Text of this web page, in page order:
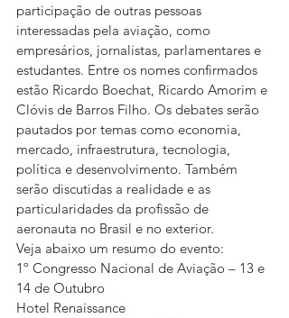
participação de outras pessoas
interessadas pela aviação, como
empresários, jornalistas, parlamentares e
estudantes. Entre os nomes confirmados
estão Ricardo Boechat, Ricardo Amorim e
Clóvis de Barros Filho. Os debates serão
pautados por temas como economia,
mercado, infraestrutura, tecnologia,
política e desenvolvimento. Também
serão discutidas a realidade e as
particularidades da profissão de
aeronauta no Brasil e no exterior.
Veja abaixo um resumo do evento:
1º Congresso Nacional de Aviação – 13 e
14 de Outubro
Hotel Renaissance